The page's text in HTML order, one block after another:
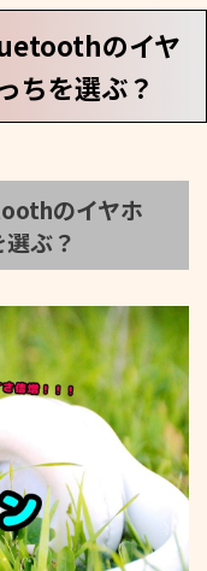
のイヤ
ちを選ぶ？
のイヤホ
ぶ？